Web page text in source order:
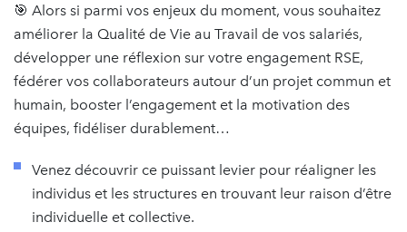
🎯 Alors si parmi vos enjeux du moment, vous souhaitez
améliorer la Qualité de Vie au Travail de vos salariés,
développer une réflexion sur votre engagement RSE,
fédérer vos collaborateurs autour d’un projet commun et
humain, booster l’engagement et la motivation des
équipes, fidéliser durablement…
Venez découvrir ce puissant levier pour réaligner les
individus et les structures en trouvant leur raison d’être
individuelle et collective.